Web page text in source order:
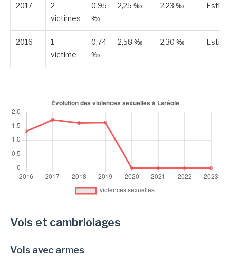
2017
2
victimes
0,95
‰
2,25 ‰ 2,23 ‰
2016
1
victime
0,74
‰
2,58 ‰ 2,30 ‰
Vols et cambriolages
Vols avec armes